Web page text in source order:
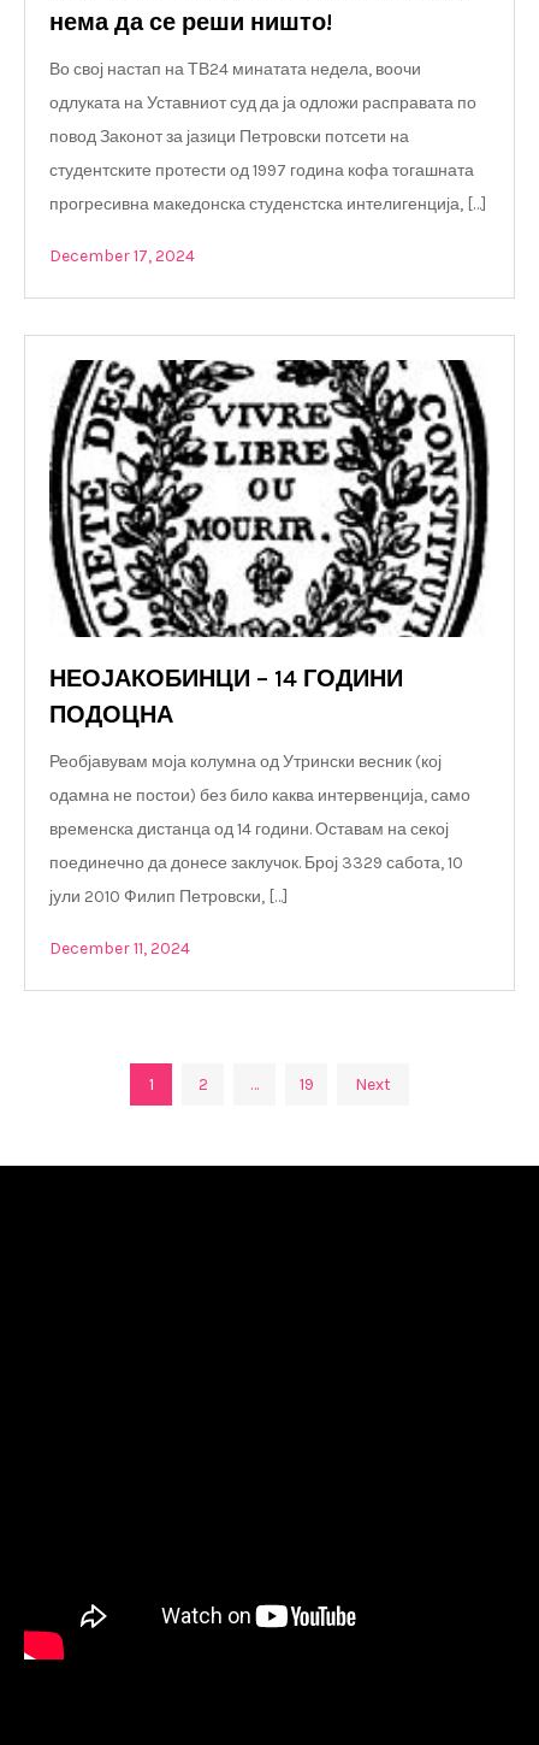
нема да се реши ништо!
Во свој настап на ТВ24 минатата недела, воочи
одлуката на Уставниот суд да ја одложи расправата по
повод Законот за јазици Петровски потсети на
студентските протести од 1997 година кофа тогашната
прогресивна македонска студенстска интелигенција, […]
December 17, 2024
НЕОЈАКОБИНЦИ – 14 ГОДИНИ
ПОДОЦНА
Реобјавувам моја колумна од Утрински весник (кој
одамна не постои) без било каква интервенција, само
временска дистанца од 14 години. Оставам на секој
поединечно да донесе заклучок. Број 3329 сабота, 10
јули 2010 Филип Петровски, […]
December 11, 2024
Posts
pagination
1 2 … 19 Next